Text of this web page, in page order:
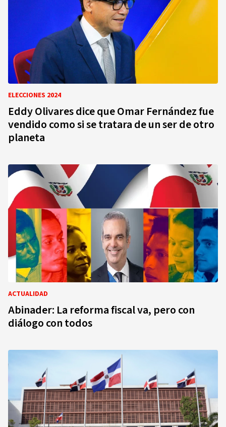
ELECCIONES 2024
Eddy Olivares dice que Omar Fernández fue
vendido como si se tratara de un ser de otro
planeta
ACTUALIDAD
Abinader: La reforma fiscal va, pero con
diálogo con todos